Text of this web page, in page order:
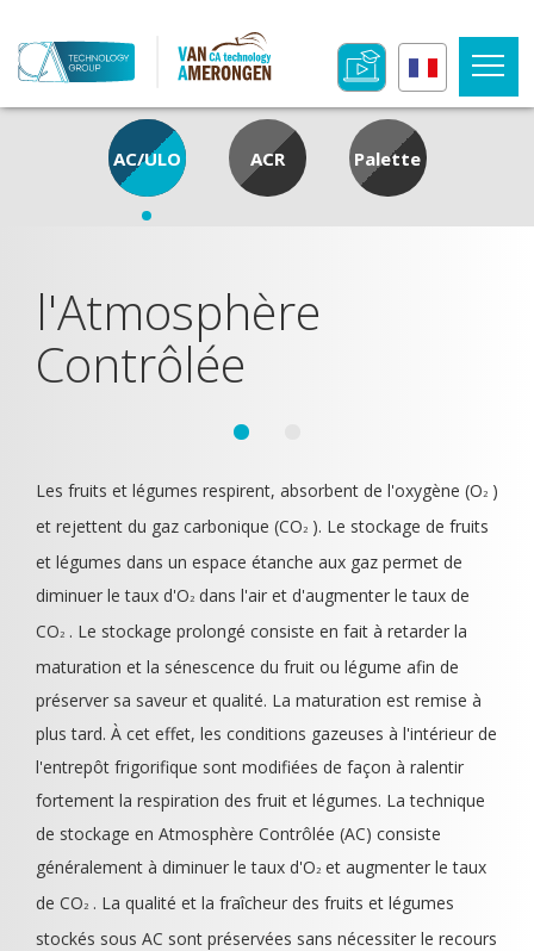
AC/ULO ACR Palette
l'Atmosphère
Contrôlée
Les fruits et légumes respirent, absorbent de l'oxygène (O2 )
et rejettent du gaz carbonique (CO2 ). Le stockage de fruits
et légumes dans un espace étanche aux gaz permet de
diminuer le taux d'O2 dans l'air et d'augmenter le taux de
CO2 . Le stockage prolongé consiste en fait à retarder la
maturation et la sénescence du fruit ou légume afin de
préserver sa saveur et qualité. La maturation est remise à
plus tard. À cet effet, les conditions gazeuses à l'intérieur de
l'entrepôt frigorifique sont modifiées de façon à ralentir
fortement la respiration des fruit et légumes. La technique
de stockage en Atmosphère Contrôlée (AC) consiste
généralement à diminuer le taux d'O2 et augmenter le taux
de CO2 . La qualité et la fraîcheur des fruits et légumes
stockés sous AC sont préservées sans nécessiter le recours